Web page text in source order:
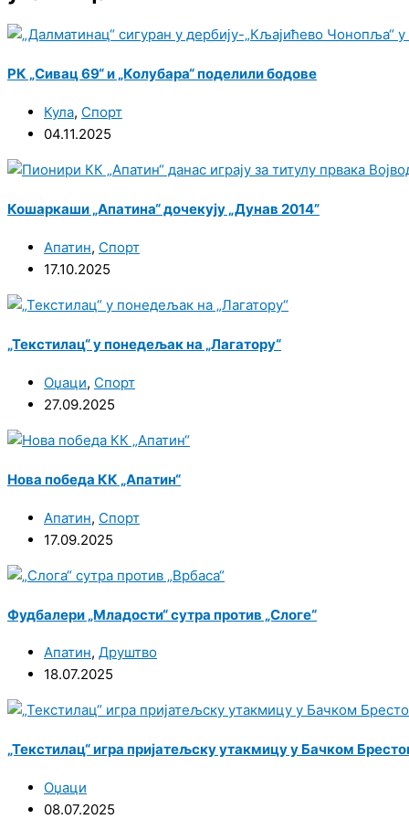
РК „Сивац 69“ и „Колубара“ поделили бодове
Кула, Спорт
04.11.2025
Кошаркаши „Апатина“ дочекују „Дунав 2014”
Апатин, Спорт
17.10.2025
„Текстилац“ у понедељак на „Лагатору“
Оџаци, Спорт
27.09.2025
Нова победа КК „Апатин“
Апатин, Спорт
17.09.2025
Фудбалери „Младости“ сутра против „Слоге“
Апатин, Друштво
18.07.2025
„Текстилац“ игра пријатељску утакмицу у Бачком
Оџаци
08.07.2025